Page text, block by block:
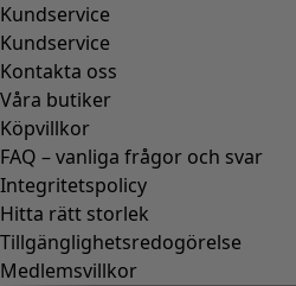
Kundservice
Kundservice
Kontakta oss
Våra butiker
Köpvillkor
FAQ – vanliga frågor och svar
Integritetspolicy
Hitta rätt storlek
Tillgänglighetsredogörelse
Medlemsvillkor